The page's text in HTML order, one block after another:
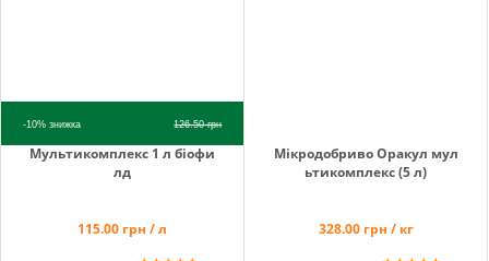
-10%знижка 126.50грн
Мультикомплекс 1 л біофи
лд
115.00 грн / л
Мікродобриво Оракул мул
ьтикомплекс (5 л)
328.00 грн / кг